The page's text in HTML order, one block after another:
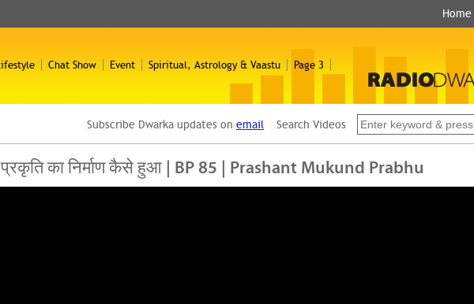
Home
Chat Show Event Spiritual, Astrology & Vaastu
Page 3
Subscribe Dwarka updates on email Search Videos
| प्रकृति का निर्माण कैसे हुआ | BP 85 | Prashant Mukund Prabhu